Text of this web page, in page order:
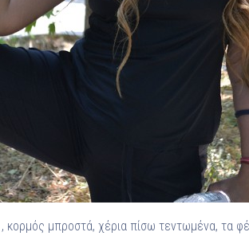
κορμός μπροστά, χέρια πίσω τεντωμένα, τα